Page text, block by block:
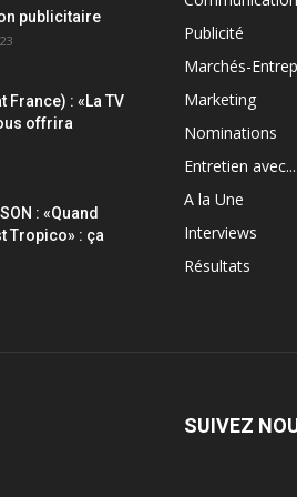
publicitaire
France) : «La TV
offrira
: «Quand
Tropico» : ça
Publicité
Marchés-
Marketing
Nominations
Entretien avec...
A la Une
Interviews
Résultats
SUIVEZ